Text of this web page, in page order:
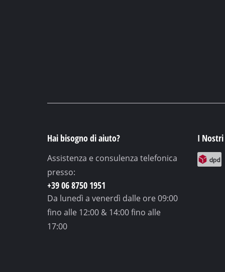
Hai bisogno di aiuto?
Assistenza e consulenza telefonica
presso:
+39 06 8750 1951
Da lunedì a venerdì dalle ore 09:00
fino alle 12:00 & 14:00 fino alle
17:00
I